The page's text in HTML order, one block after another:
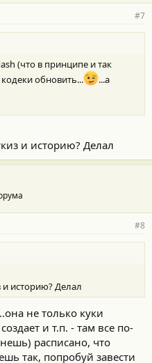
#7
(что в принципе и так
обновить...
...а
и историю? Делал
#8
историю? Делал
не только куки
и т.п. - там все по-
расписано, что
так, попробуй завести